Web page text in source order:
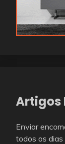
Artigos
Enviar
todos os dias